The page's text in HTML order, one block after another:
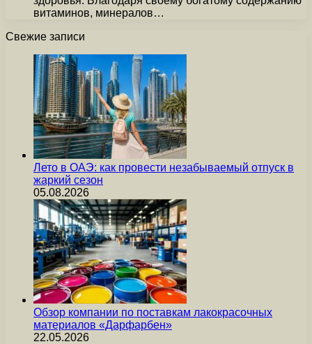
витаминов, минералов…
Свежие записи
Лето в ОАЭ: как провести незабываемый отпуск в
жаркий сезон
05.08.2026
Обзор компании по поставкам лакокрасочных
материалов «Дарфарбен»
22.05.2026